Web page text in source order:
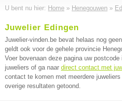
U bent nu hier: Home » Henegouwen »
Juwelier Edingen
Juwelier-vinden.be bevat helaas nog geen
geldt ook voor de gehele provincie
Voer bovenaan deze pagina uw
juweliers of ga naar direct contact met
contact te komen met meerdere
overige resultaten getoond.